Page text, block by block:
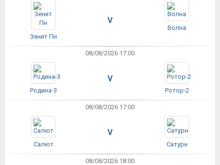
Зенит Пн
V
Волна
08/08/2026 17:00
Родина-3
V
Ротор-2
08/08/2026 17:00
Салют
V
Сатурн
08/08/2026 18:00